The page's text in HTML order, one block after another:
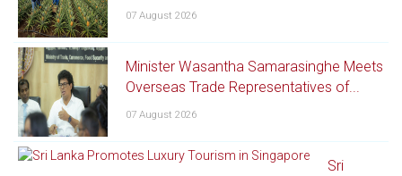
07 August 2026
Minister Wasantha Samarasinghe Meets
Overseas Trade Representatives of...
07 August 2026
Sri